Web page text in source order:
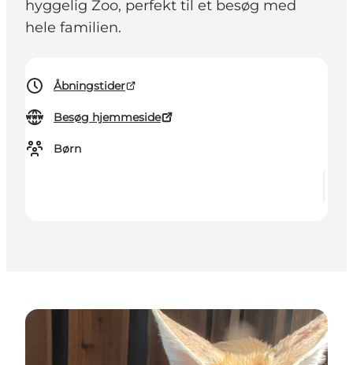
hyggelig Zoo, perfekt til et besøg med
hele familien.
Åbningstider
Besøg hjemmeside
Børn